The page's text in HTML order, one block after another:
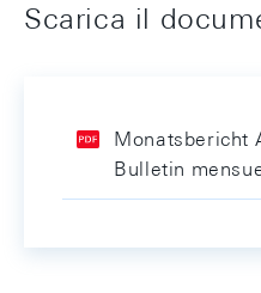
Scarica il
Monatsbericht
Bulletin